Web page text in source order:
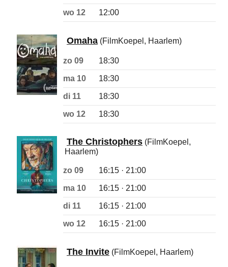
wo 12 12:00
Omaha (FilmKoepel, Haarlem)
zo 09 18:30
ma 10 18:30
di 11 18:30
wo 12 18:30
The Christophers (FilmKoepel,
Haarlem)
zo 09 16:15 · 21:00
ma 10 16:15 · 21:00
di 11 16:15 · 21:00
wo 12 16:15 · 21:00
The Invite (FilmKoepel, Haarlem)